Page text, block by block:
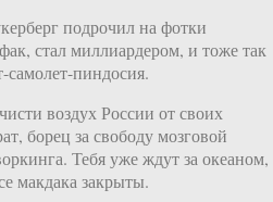
подрочил на фотки
стал миллиардером, и тоже так
пиндосия.
воздух России от своих
борец за свободу мозговой
Тебя уже ждут за океаном,
макдака закрыты.